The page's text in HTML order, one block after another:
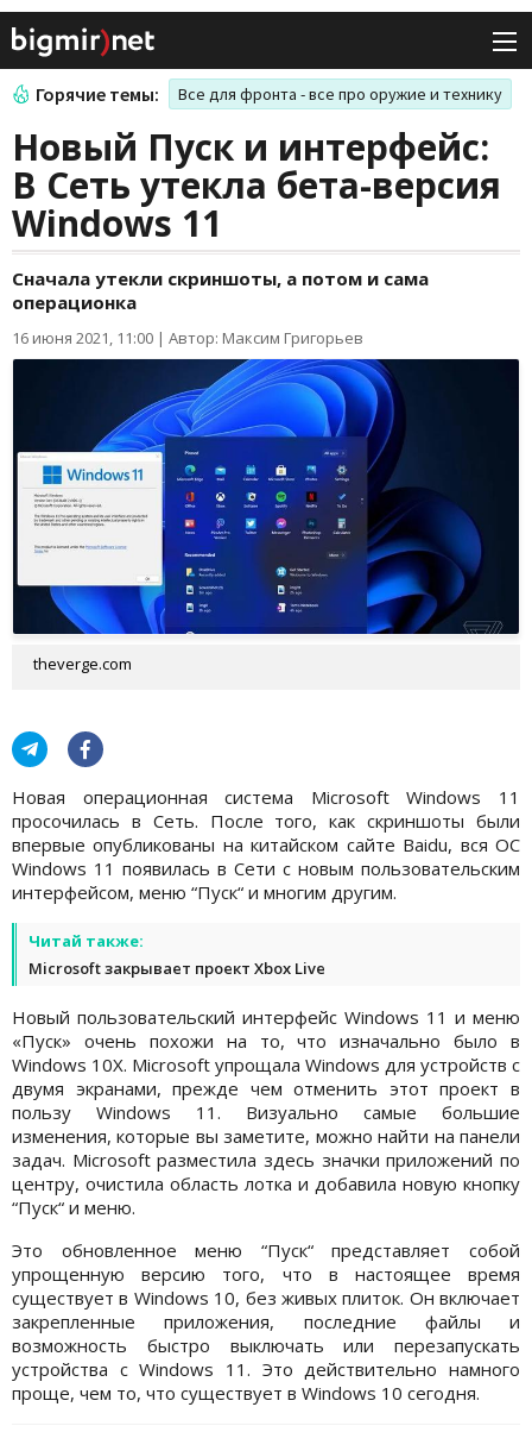
Горячие темы: Все для фронта - все про оружие и технику
Новый Пуск и интерфейс:
В Сеть утекла бета-версия
Windows 11
Сначала утекли скриншоты, а потом и сама
операционка
16 июня 2021, 11:00 | Автор: Максим Григорьев
theverge.com
Новая операционная система Microsoft Windows 11
просочилась в Сеть. После того, как скриншоты были
впервые опубликованы на китайском сайте Baidu, вся ОС
Windows 11 появилась в Сети с новым пользовательским
интерфейсом, меню “Пуск“ и многим другим.
Читай также:
Microsoft закрывает проект Xbox Live
Новый пользовательский интерфейс Windows 11 и меню
«Пуск» очень похожи на то, что изначально было в
Windows 10X. Microsoft упрощала Windows для устройств с
двумя экранами, прежде чем отменить этот проект в
пользу Windows 11. Визуально самые большие
изменения, которые вы заметите, можно найти на панели
задач. Microsoft разместила здесь значки приложений по
центру, очистила область лотка и добавила новую кнопку
“Пуск“ и меню.
Это обновленное меню “Пуск“ представляет собой
упрощенную версию того, что в настоящее время
существует в Windows 10, без живых плиток. Он включает
закрепленные приложения, последние файлы и
возможность быстро выключать или перезапускать
устройства с Windows 11. Это действительно намного
проще, чем то, что существует в Windows 10 сегодня.